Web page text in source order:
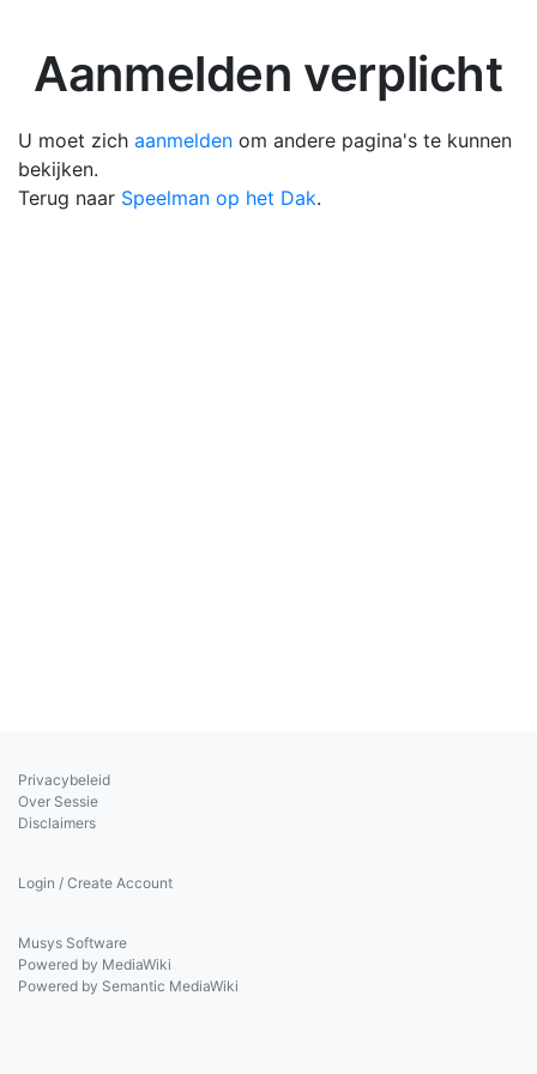
Aanmelden verplicht
U moet zich aanmelden om andere pagina's te kunnen
bekijken.
Terug naar Speelman op het Dak.
Privacybeleid
Over Sessie
Disclaimers
Login / Create Account
Musys Software
Powered by MediaWiki
Powered by Semantic MediaWiki